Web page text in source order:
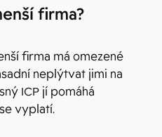
firma?
firma má omezené
neplýtvat jimi na
ICP jí pomáhá
vyplatí.